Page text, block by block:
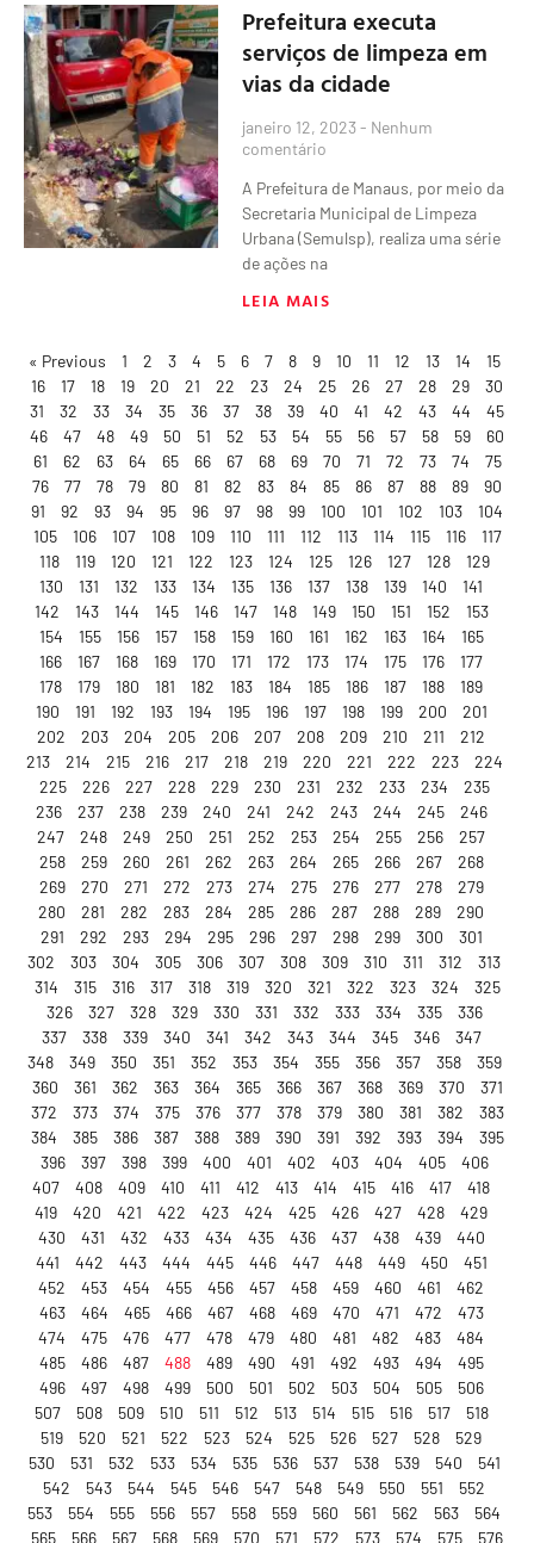
Prefeitura executa
serviços de limpeza em
vias da cidade
janeiro 12, 2023 Nenhum
comentário
A Prefeitura de Manaus, por meio da
Secretaria Municipal de Limpeza
Urbana (Semulsp), realiza uma série
de ações na
LEIA MAIS
« Previous 1 2 3 4 5 6 7 8 9 10 11 12 13 14
15
16
17 18 19 20 21 22 23 24 25 26 27 28 29
30
31
32 33 34 35 36 37 38 39 40 41 42 43 44
45
46
47 48 49 50 51 52 53 54 55 56 57 58 59
60
61
62 63 64 65 66 67 68 69 70 71 72 73 74
75
76
77 78 79 80 81 82 83 84 85 86 87 88 89
90
91
92 93 94 95 96 97 98 99 100 101 102 103
104
105
106 107 108 109 110 111 112 113 114 115 116
117
118
119 120 121 122 123 124 125 126 127 128
129
130
131 132 133 134 135 136 137 138 139 140
141
142
143 144 145 146 147 148 149 150 151 152
153
154
155 156 157 158 159 160 161 162 163 164
165
166
167 168 169 170 171 172 173 174 175 176
177
178
179 180 181 182 183 184 185 186 187 188
189
190
191 192 193 194 195 196 197 198 199 200
201
202
203 204 205 206 207 208 209 210 211
212
213
214 215 216 217 218 219 220 221 222 223
224
225
226 227 228 229 230 231 232 233 234
235
236
237 238 239 240 241 242 243 244 245
246
247
248 249 250 251 252 253 254 255 256
257
258
259 260 261 262 263 264 265 266 267
268
269
270 271 272 273 274 275 276 277 278
279
280
281 282 283 284 285 286 287 288 289
290
291
292 293 294 295 296 297 298 299 300
301
302
303 304 305 306 307 308 309 310 311 312
313
314
315 316 317 318 319 320 321 322 323 324
325
326
327 328 329 330 331 332 333 334 335
336
337
338 339 340 341 342 343 344 345 346
347
348
349 350 351 352 353 354 355 356 357 358
359
360
361 362 363 364 365 366 367 368 369 370
371
372
373 374 375 376 377 378 379 380 381 382
383
384
385 386 387 388 389 390 391 392 393 394
395
396
397 398 399 400 401 402 403 404 405
406
407
408 409 410 411 412 413 414 415 416 417
418
419
420 421 422 423 424 425 426 427 428
429
430
431 432 433 434 435 436 437 438 439
440
441
442 443 444 445 446 447 448 449 450
451
452
453 454 455 456 457 458 459 460 461
462
463
464 465 466 467 468 469 470 471 472
473
474
475 476 477 478 479 480 481 482 483
484
485
486 487 488 489 490 491 492 493 494
495
496
497 498 499 500 501 502 503 504 505
506
507
508 509 510 511 512 513 514 515 516 517
518
519
520 521 522 523 524 525 526 527 528
529
530
531 532 533 534 535 536 537 538 539 540
541
542
543 544 545 546 547 548 549 550 551
552
553
554 555 556 557 558 559 560 561 562 563
564
565
566 567 568 569 570 571 572 573 574 575 576